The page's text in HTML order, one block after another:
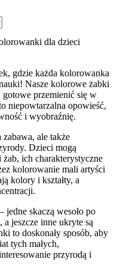
dla dzieci
gdzie każda kolorowanka
Nasze kolorowe żabki
gotowe przemienić się w
niepowtarzalna opowieść,
i wyobraźnię.
ale także
Dzieci mogą
ich charakterystyczne
kolorowanie mali artyści
kolory i kształty, a
jedne skaczą wesoło po
jeszcze inne ukryte są
to doskonały sposób, aby
tych małych,
przyrodą i